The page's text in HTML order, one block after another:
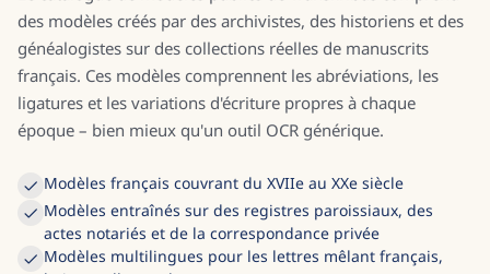
des modèles créés par des archivistes, des historiens et des
généalogistes sur des collections réelles de manuscrits
français. Ces modèles comprennent les abréviations, les
ligatures et les variations d'écriture propres à chaque
époque – bien mieux qu'un outil OCR générique.
Modèles français couvrant du XVIIe au XXe siècle
Modèles entraînés sur des registres paroissiaux, des
actes notariés et de la correspondance privée
Modèles multilingues pour les lettres mêlant français,